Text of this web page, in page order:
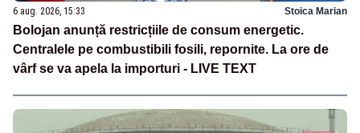
6 aug. 2026, 15:33 Stoica Marian
Bolojan anunță restricțiile de consum energetic.
Centralele pe combustibili fosili, repornite. La ore de
vârf se va apela la importuri - LIVE TEXT